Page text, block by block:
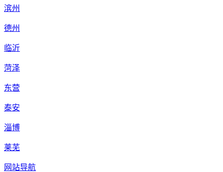
滨州
德州
临沂
菏泽
东营
泰安
淄博
莱芜
网站导航